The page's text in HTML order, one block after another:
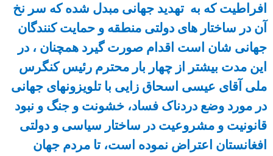
افراطیت که به تهدید جهانی مبدل شده که سر نخ
آن در ساختار های دولتی منطقه و حمایت کنندگان
جهانی شان است اقدام صورت گیرد همچنان ، در
این مدت بیشتر از چهار بار محترم رئیس کنگرس
ملی آقای عیسی اسحاق زایی با تلویزونهای جهانی
در مورد وضع دردناک فساد، خشونت و جنگ و نبود
قانونیت و مشروعیت در ساختار سیاسی و دولتی
افغانستان اعتراض نموده است، تا مردم جهان